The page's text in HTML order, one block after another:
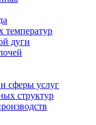
дуги
сферы услуг
структур